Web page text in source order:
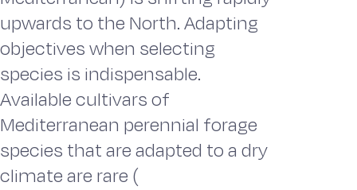
upwards to the North. Adapting
objectives when selecting
species is indispensable.
Available cultivars of
Mediterranean perennial forage
species that are adapted to a dry
climate are rare (